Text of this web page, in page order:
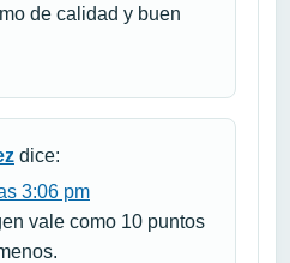
de calidad y buen
dice:
3:06 pm
vale como 10 puntos